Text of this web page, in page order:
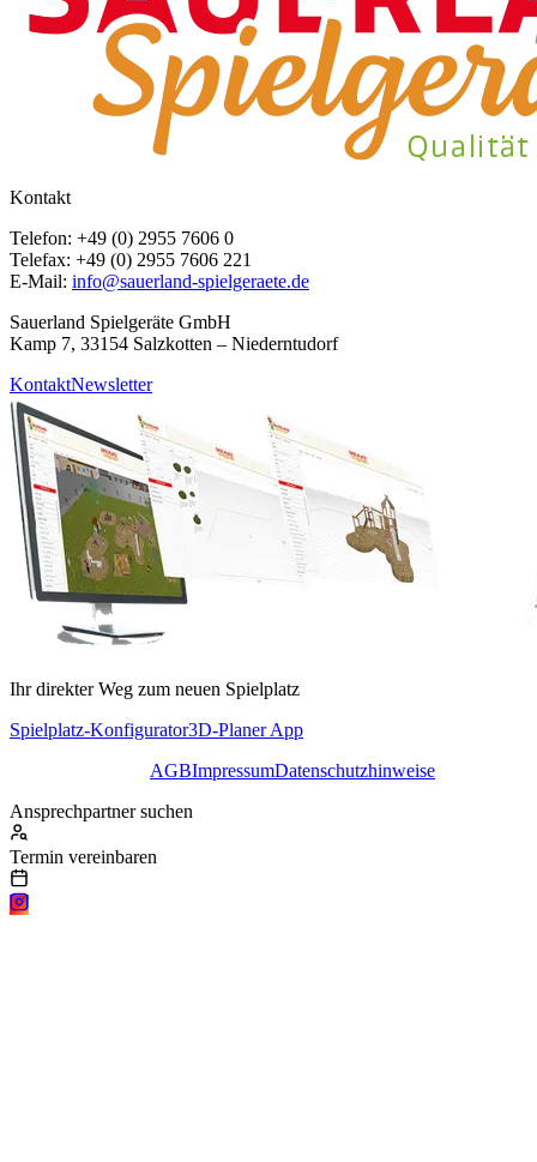
Kontakt
Telefon: +49 (0) 2955 7606 0
Telefax: +49 (0) 2955 7606 221
E-Mail: info@sauerland-spielgeraete.de
Sauerland Spielgeräte GmbH
Kamp 7, 33154 Salzkotten – Niederntudorf
KontaktNewsletter
Ihr direkter Weg zum neuen Spielplatz
Spielplatz-Konfigurator3D-Planer App
AGBImpressumDatenschutzhinweise
Ansprechpartner suchen
Termin vereinbaren